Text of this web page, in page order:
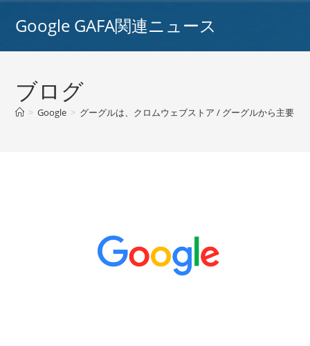
Google GAFA関連ニュース
ブログ
> Google > グーグルは、クロムウェブストア / グーグルから主要な